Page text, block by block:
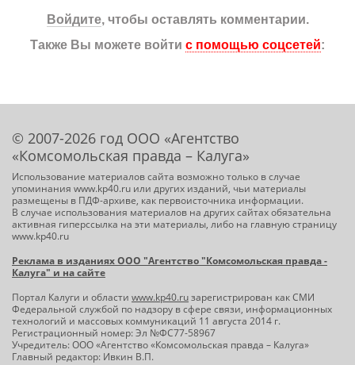
Войдите, чтобы оставлять комментарии.
Также Вы можете войти с помощью соцсетей:
© 2007-2026 год ООО «Агентство
«Комсомольская правда – Калуга»
Использование материалов сайта возможно только в случае
упоминания www.kp40.ru или других изданий, чьи материалы
размещены в ПДФ-архиве, как первоисточника информации.
В случае использования материалов на других сайтах обязательна
активная гиперссылка на эти материалы, либо на главную страницу
www.kp40.ru
Реклама в изданиях ООО "Агентство "Комсомольская правда -
Калуга" и на сайте
Портал Калуги и области www.kp40.ruзарегистрирован как СМИ
Федеральной службой по надзору в сфере связи, информационных
технологий и массовых коммуникаций 11 августа 2014 г.
Регистрационный номер: Эл №ФС77-58967
Учредитель: ООО «Агентство «Комсомольская правда – Калуга»
Главный редактор: Ивкин В.П.